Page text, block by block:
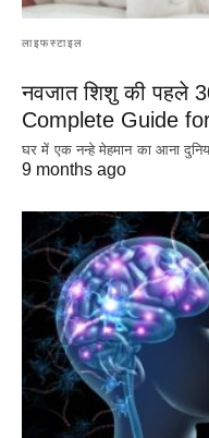
लाइफस्टाइल
नवजात शिशु की पहले
Complete Guide
घर में एक नन्हे मेहमान का आना
9 months ago